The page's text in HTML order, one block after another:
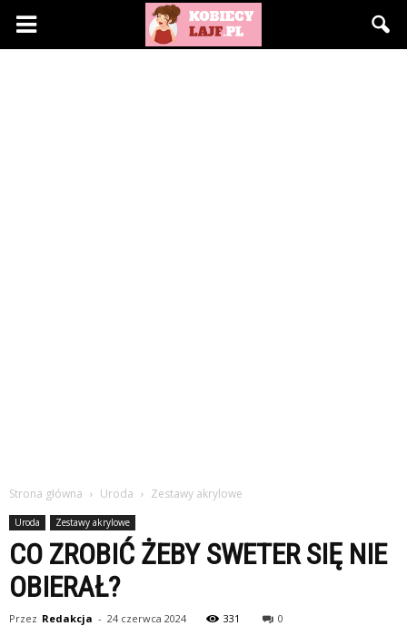
KobiecyLajf.pl
Strona główna Uroda Zestawy akrylowe
Uroda Zestawy akrylowe
CO ZROBIĆ ŻEBY SWETER SIĘ NIE
OBIERAŁ?
Przez Redakcja - 24 czerwca 2024 331 0